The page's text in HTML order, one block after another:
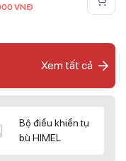
VNĐ
Xem tất cả
Bộ điều khiển tụ
bù HIMEL